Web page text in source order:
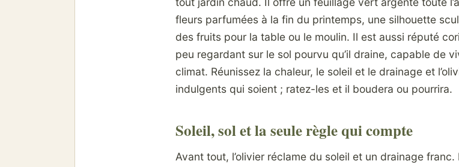
fleurs parfumées à la fin du printemps, une silhouette
des fruits pour la table ou le moulin. Il est aussi réputé
peu regardant sur le sol pourvu qu’il draine, capable de
climat. Réunissez la chaleur, le soleil et le drainage et
indulgents qui soient ; ratez-les et il boudera ou pourrira.
Soleil, sol et la seule règle qui compte
Avant tout, l’olivier réclame du soleil et un drainage franc.